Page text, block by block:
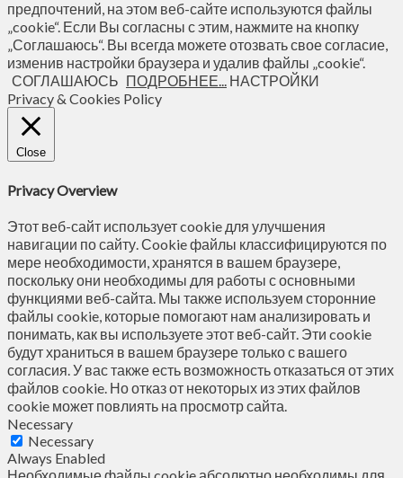
предпочтений, на этом веб-сайте используются файлы
„cookie“. Если Вы согласны с этим, нажмите на кнопку
„Соглашаюсь“. Вы всегда можете отозвать свое согласие,
изменив настройки браузера и удалив файлы „cookie“.
СОГЛАШАЮСЬ ПОДРОБНЕЕ... НАСТРОЙКИ
Privacy & Cookies Policy
Close
Privacy Overview
Этот веб-сайт использует cookie для улучшения
навигации по сайту. Сookie файлы классифицируются по
мере необходимости, хранятся в вашем браузере,
поскольку они необходимы для работы с основными
функциями веб-сайта. Мы также используем сторонние
файлы cookie, которые помогают нам анализировать и
понимать, как вы используете этот веб-сайт. Эти cookie
будут храниться в вашем браузере только с вашего
согласия. У вас также есть возможность отказаться от этих
файлов cookie. Но отказ от некоторых из этих файлов
cookie может повлиять на просмотр сайта.
Necessary
Necessary
Always Enabled